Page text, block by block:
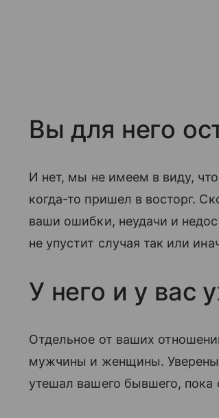
Вы для него
И нет, мы не имеем в виду,
когда-то пришел в восторг.
ваши ошибки, неудачи и
не упустит случая так или
У него и у вас
Отдельное от ваших
мужчины и женщины. Уверены,
утешал вашего бывшего, пока